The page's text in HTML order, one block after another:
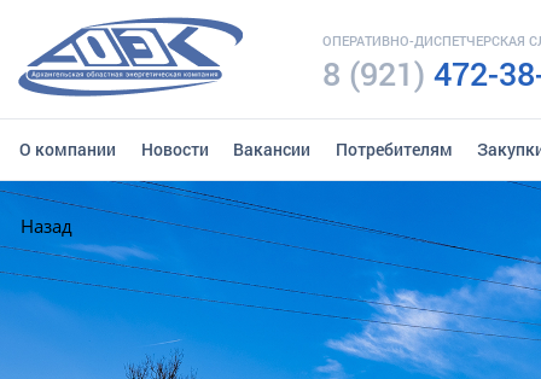
ОПЕРАТИВНО-ДИСПЕТЧЕРСКАЯ
8 (921) 472-
О компании Новости Вакансии Потребителям
Назад